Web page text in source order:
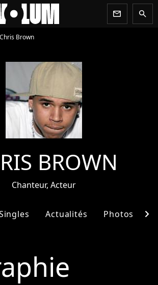
newsletter search
Chris Brown
BROWN
Chanteur, Acteur
Actualités Photos chevron_right